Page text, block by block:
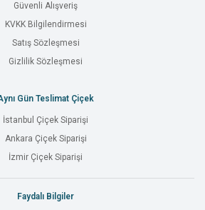
Güvenli Alışveriş
KVKK Bilgilendirmesi
Satış Sözleşmesi
Gizlilik Sözleşmesi
Gün Teslimat Çiçek
İstanbul Çiçek Siparişi
Ankara Çiçek Siparişi
İzmir Çiçek Siparişi
Faydalı Bilgiler